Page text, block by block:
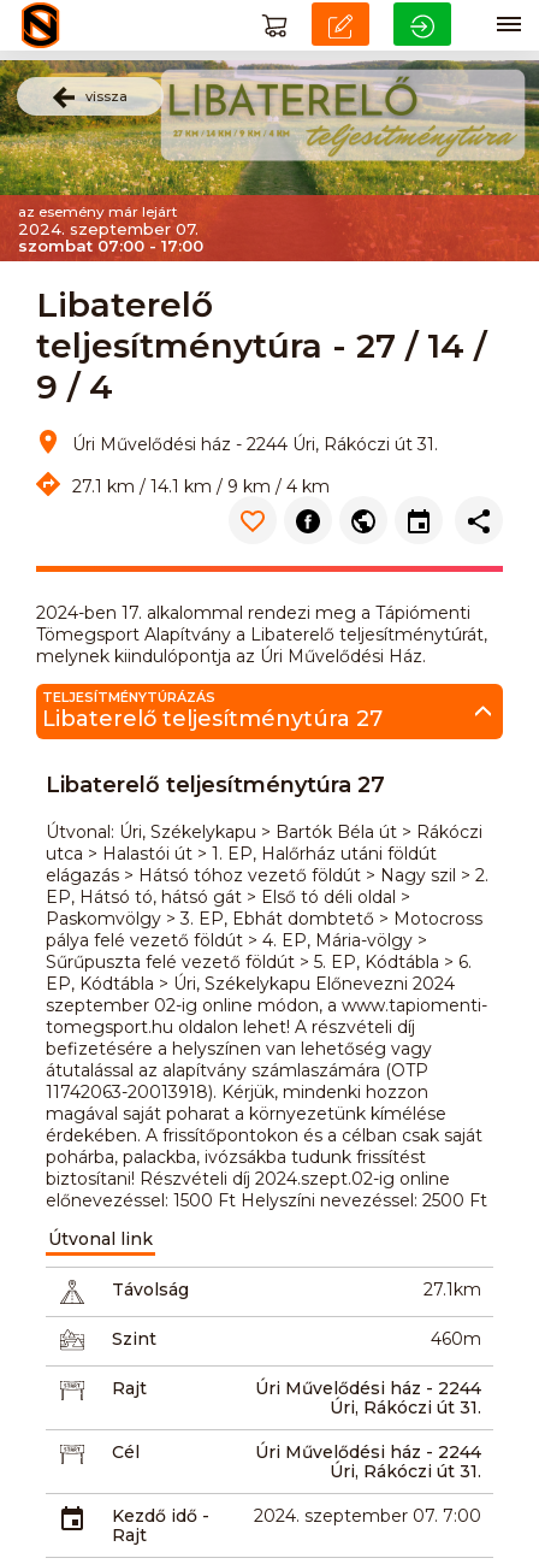
vissza
az esemény már lejárt
2024. szeptember 07.
szombat 07:00 - 17:00
Libaterelő
teljesítménytúra - 27 / 14 /
9 / 4
Úri Művelődési ház - 2244 Úri, Rákóczi út 31.
27.1 km / 14.1 km / 9 km / 4 km
2024-ben 17. alkalommal rendezi meg a Tápiómenti
Tömegsport Alapítvány a Libaterelő teljesítménytúrát,
melynek kiindulópontja az Úri Művelődési Ház.
TELJESÍTMÉNYTÚRÁZÁS
Libaterelő teljesítménytúra 27
Libaterelő teljesítménytúra 27
Útvonal: Úri, Székelykapu > Bartók Béla út > Rákóczi
utca > Halastói út > 1. EP, Halőrház utáni földút
elágazás > Hátsó tóhoz vezető földút > Nagy szil > 2.
EP, Hátsó tó, hátsó gát > Első tó déli oldal >
Paskomvölgy > 3. EP, Ebhát dombtető > Motocross
pálya felé vezető földút > 4. EP, Mária-völgy >
Sűrűpuszta felé vezető földút > 5. EP, Kódtábla > 6.
EP, Kódtábla > Úri, Székelykapu Előnevezni 2024
szeptember 02-ig online módon, a www.tapiomenti-
tomegsport.hu oldalon lehet! A részvételi díj
befizetésére a helyszínen van lehetőség vagy
átutalással az alapítvány számlaszámára (OTP
11742063-20013918). Kérjük, mindenki hozzon
magával saját poharat a környezetünk kímélése
érdekében. A frissítőpontokon és a célban csak saját
pohárba, palackba, ivózsákba tudunk frissítést
biztosítani! Részvételi díj 2024.szept.02-ig online
előnevezéssel: 1500 Ft Helyszíni nevezéssel: 2500 Ft
Útvonal link
Távolság 27.1km
Szint 460m
Rajt
Úri Művelődési ház - 2244
Úri, Rákóczi út 31.
Cél
Úri Művelődési ház - 2244
Úri, Rákóczi út 31.
Kezdő idő -
Rajt
2024. szeptember 07. 7:00